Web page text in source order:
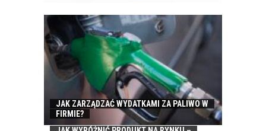
JAK ZARZĄDZAĆ WYDATKAMI ZA PALIWO W
FIRMIE?